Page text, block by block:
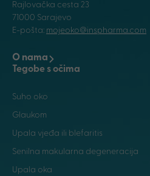
Rajlovačka cesta 23
71000 Sarajevo
E-pošta: mojeoko@inspharma.com
O nama
Tegobe s očima
Suho oko
Glaukom
Upala vjeđa ili blefaritis
Senilna makularna degeneracija
Upala oka